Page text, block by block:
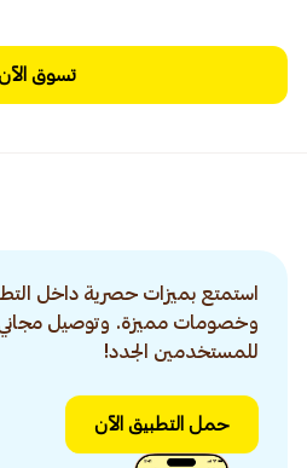
تسوق
استمتع بميزات حصرية داخل
وخصومات مميزة. وتوصيل مجاني
للمستخدمين الجدد!
حمل التطبيق الآن